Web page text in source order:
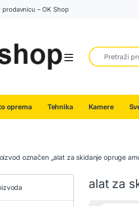
– OK Shop
Search for:
oprema Tehnika Kamere
označen „alat za skidanje opruge
alat za